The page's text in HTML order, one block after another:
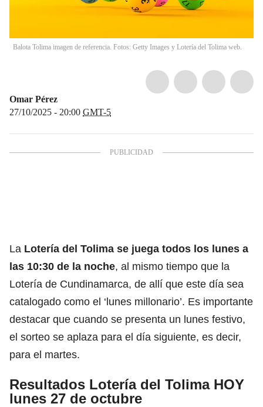
Balota Tolima imagen de referencia. Fotos: Getty Images y Lotería del Tolima web.
Omar Pérez
27/10/2025 - 20:00 GMT-5
La Lotería del Tolima se juega todos los lunes a
las 10:30 de la noche, al mismo tiempo que la
Lotería de Cundinamarca, de allí que este día sea
catalogado como el ‘lunes millonario’. Es importante
destacar que cuando se presenta un lunes festivo,
el sorteo se aplaza para el día siguiente, es decir,
para el martes.
Resultados Lotería del Tolima HOY
lunes 27 de octubre